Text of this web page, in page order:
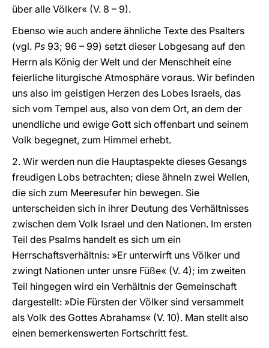
über alle Völker« (V. 8 – 9).
Ebenso wie auch andere ähnliche Texte des Psalters
(vgl. Ps 93; 96 – 99) setzt dieser Lobgesang auf den
Herrn als König der Welt und der Menschheit eine
feierliche liturgische Atmosphäre voraus. Wir befinden
uns also im geistigen Herzen des Lobes Israels, das
sich vom Tempel aus, also von dem Ort, an dem der
unendliche und ewige Gott sich offenbart und seinem
Volk begegnet, zum Himmel erhebt.
2. Wir werden nun die Hauptaspekte dieses Gesangs
freudigen Lobs betrachten; diese ähneln zwei Wellen,
die sich zum Meeresufer hin bewegen. Sie
unterscheiden sich in ihrer Deutung des Verhältnisses
zwischen dem Volk Israel und den Nationen. Im ersten
Teil des Psalms handelt es sich um ein
Herrschaftsverhältnis: »Er unterwirft uns Völker und
zwingt Nationen unter unsre Füße« (V. 4); im zweiten
Teil hingegen wird ein Verhältnis der Gemeinschaft
dargestellt: »Die Fürsten der Völker sind versammelt
als Volk des Gottes Abrahams« (V. 10). Man stellt also
einen bemerkenswerten Fortschritt fest.